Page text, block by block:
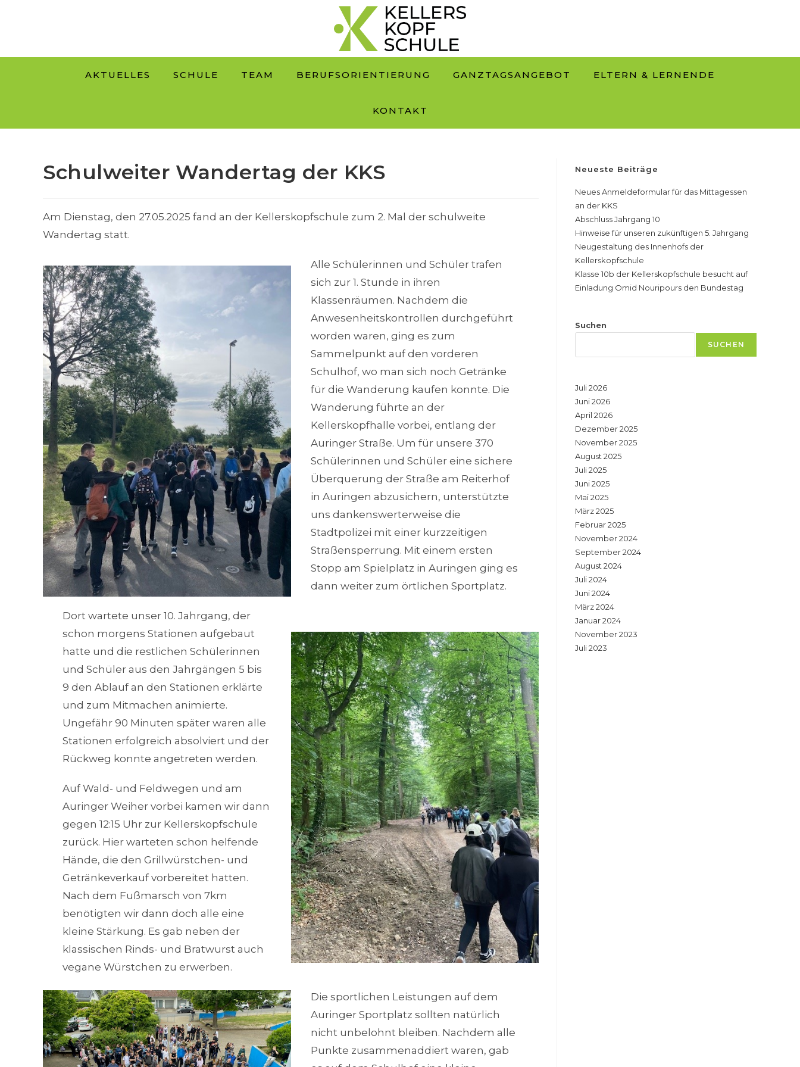
AKTUELLES SCHULE TEAM BERUFSORIENTIERUNG GANZTAGSANGEBOT ELTERN & LERNENDE
KONTAKT
Schulweiter Wandertag der KKS
Am Dienstag, den 27.05.2025 fand an der Kellerskopfschule zum 2. Mal der schulweite
Wandertag statt.
Alle Schülerinnen und Schüler trafen
sich zur 1. Stunde in ihren
Klassenräumen. Nachdem die
Anwesenheitskontrollen durchgeführt
worden waren, ging es zum
Sammelpunkt auf den vorderen
Schulhof, wo man sich noch Getränke
für die Wanderung kaufen konnte. Die
Wanderung führte an der
Kellerskopfhalle vorbei, entlang der
Auringer Straße. Um für unsere 370
Schülerinnen und Schüler eine sichere
Überquerung der Straße am Reiterhof
in Auringen abzusichern, unterstützte
uns dankenswerterweise die
Stadtpolizei mit einer kurzzeitigen
Straßensperrung. Mit einem ersten
Stopp am Spielplatz in Auringen ging es
dann weiter zum örtlichen Sportplatz.
Dort wartete unser 10. Jahrgang, der
schon morgens Stationen aufgebaut
hatte und die restlichen Schülerinnen
und Schüler aus den Jahrgängen 5 bis
9 den Ablauf an den Stationen erklärte
und zum Mitmachen animierte.
Ungefähr 90 Minuten später waren alle
Stationen erfolgreich absolviert und der
Rückweg konnte angetreten werden.
Auf Wald- und Feldwegen und am
Auringer Weiher vorbei kamen wir dann
gegen 12:15 Uhr zur Kellerskopfschule
zurück. Hier warteten schon helfende
Hände, die den Grillwürstchen- und
Getränkeverkauf vorbereitet hatten.
Nach dem Fußmarsch von 7km
benötigten wir dann doch alle eine
kleine Stärkung. Es gab neben der
klassischen Rinds- und Bratwurst auch
vegane Würstchen zu erwerben.
Die sportlichen Leistungen auf dem
Auringer Sportplatz sollten natürlich
nicht unbelohnt bleiben. Nachdem alle
Punkte zusammenaddiert waren, gab
Neueste Beiträge
Neues Anmeldeformular für das Mittagessen
an der KKS
Abschluss Jahrgang 10
Hinweise für unseren zukünftigen 5. Jahrgang
Neugestaltung des Innenhofs der
Kellerskopfschule
Klasse 10b der Kellerskopfschule besucht auf
Einladung Omid Nouripours den Bundestag
Suchen
SUCHEN
Juli 2026
Juni 2026
April 2026
Dezember 2025
November 2025
August 2025
Juli 2025
Juni 2025
Mai 2025
März 2025
Februar 2025
November 2024
September 2024
August 2024
Juli 2024
Juni 2024
März 2024
Januar 2024
November 2023
Juli 2023